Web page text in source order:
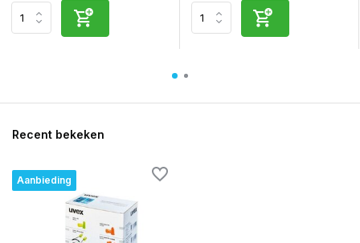
Recent bekeken
Aanbieding